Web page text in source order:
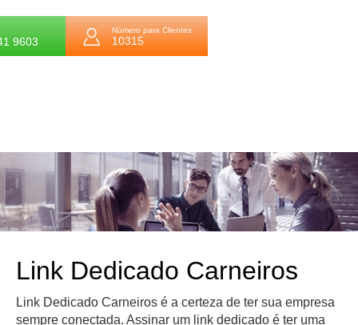
9603
Número para Clientes
10315
Link Dedicado Carneiros
Link Dedicado Carneiros é a certeza de ter sua empresa
sempre conectada. Assinar um link dedicado é ter uma